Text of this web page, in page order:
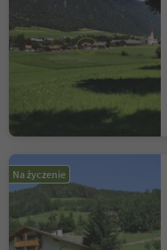
Na życzenie